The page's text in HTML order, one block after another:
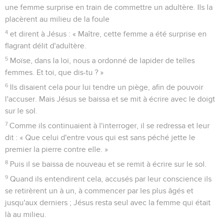
une femme surprise en train de commettre un adultère. Ils la
placèrent au milieu de la foule
4 et dirent à Jésus : « Maître, cette femme a été surprise en
flagrant délit d'adultère.
5 Moïse, dans la loi, nous a ordonné de lapider de telles
femmes. Et toi, que dis-tu ? »
6 Ils disaient cela pour lui tendre un piège, afin de pouvoir
l'accuser. Mais Jésus se baissa et se mit à écrire avec le doigt
sur le sol.
7 Comme ils continuaient à l'interroger, il se redressa et leur
dit : « Que celui d'entre vous qui est sans péché jette le
premier la pierre contre elle. »
8 Puis il se baissa de nouveau et se remit à écrire sur le sol.
9 Quand ils entendirent cela, accusés par leur conscience ils
se retirèrent un à un, à commencer par les plus âgés et
jusqu'aux derniers ; Jésus resta seul avec la femme qui était
là au milieu.